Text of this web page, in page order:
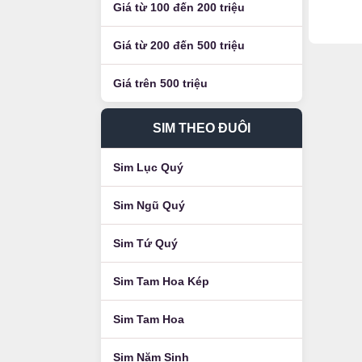
Giá từ 100 đến 200 triệu
Giá từ 200 đến 500 triệu
Giá trên 500 triệu
SIM THEO ĐUÔI
Sim Lục Quý
Sim Ngũ Quý
Sim Tứ Quý
Sim Tam Hoa Kép
Sim Tam Hoa
Sim Năm Sinh